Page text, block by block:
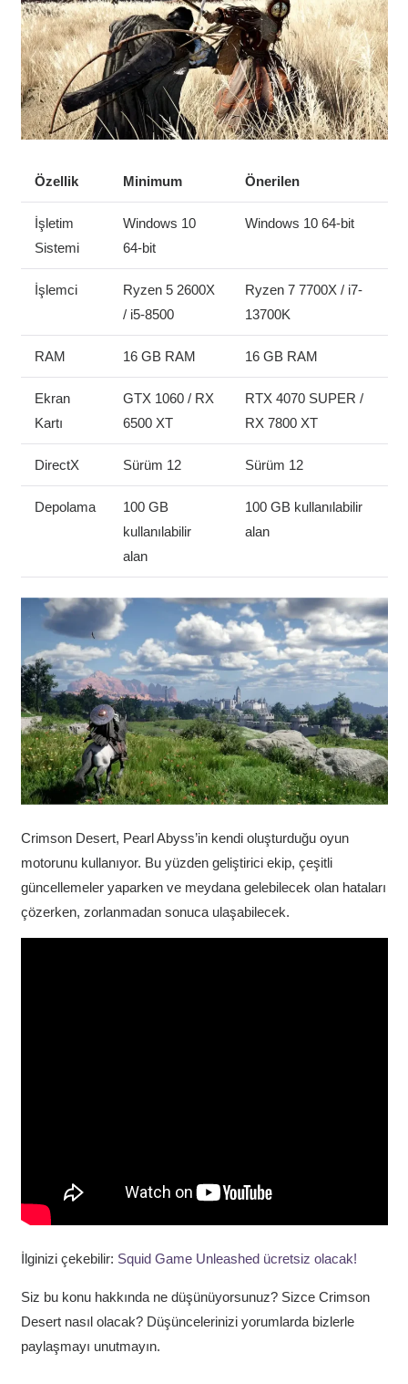
Özellik Minimum Önerilen
İşletim
Sistemi
Windows 10
64-bit
Windows 10 64-bit
İşlemci
Ryzen 5 2600X
/ i5-8500
Ryzen 7 7700X / i7-
13700K
RAM 16 GB RAM 16 GB RAM
Ekran
Kartı
GTX 1060 / RX
6500 XT
RTX 4070 SUPER /
RX 7800 XT
DirectX Sürüm 12 Sürüm 12
Depolama
100 GB
kullanılabilir
alan
100 GB kullanılabilir
alan
Crimson Desert, Pearl Abyss’in kendi oluşturduğu oyun
motorunu kullanıyor. Bu yüzden geliştirici ekip, çeşitli
güncellemeler yaparken ve meydana gelebilecek olan hataları
çözerken, zorlanmadan sonuca ulaşabilecek.
İlginizi çekebilir: Squid Game Unleashed ücretsiz olacak!
Siz bu konu hakkında ne düşünüyorsunuz? Sizce Crimson
Desert nasıl olacak? Düşüncelerinizi yorumlarda bizlerle
paylaşmayı unutmayın.